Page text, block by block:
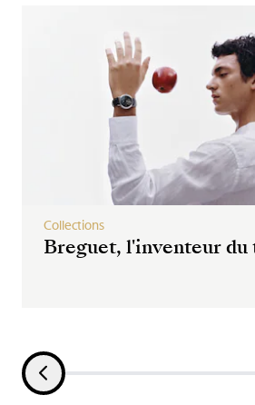
Breguet, l'inventeur
Collections